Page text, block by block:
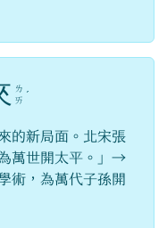
ㄌ
ㄞ ˊ
的新局面。北宋張
萬世開太平。」→
術，為萬代子孫開